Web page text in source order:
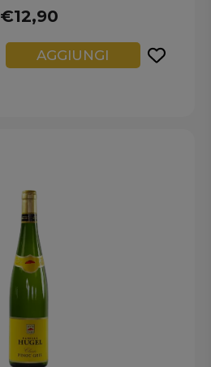
€12,90
AGGIUNGI